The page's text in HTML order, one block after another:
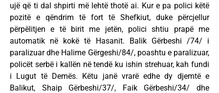
ujë që ti dal shpirti më lehtë thotë ai. Kur e pa polici këtë
pozitë e qëndrim të fort të Shefkiut, duke përcjellur
përpëlitjen e të birit me jetën, polici shtiu prapë me
automatik në kokë të Hasanit. Balik Gërbeshi /74/ i
paralizuar dhe Halime Gërgeshi/84/, poashtu e paralizuar,
policët serbë i kallën në tendë ku ishin strehuar, kah fundi
i Lugut të Demës. Këtu janë vrarë edhe dy djemtë e
Balikut, Shaip Gërbeshi/37/, Faik Gërbeshi/34/ dhe